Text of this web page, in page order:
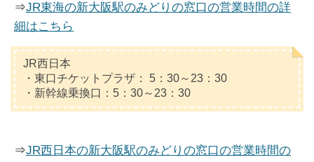
⇒JR東海の新大阪駅のみどりの窓口の営業時間の詳
細はこちら
JR西日本
・東口チケットプラザ： 5：30～23：30
・新幹線乗換口：5：30～23：30
⇒JR西日本の新大阪駅のみどりの窓口の営業時間の